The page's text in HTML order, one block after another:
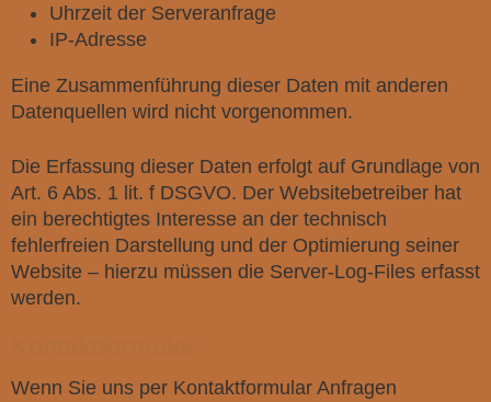
Uhrzeit der Serveranfrage
IP-Adresse
Eine Zusammenführung dieser Daten mit anderen
Datenquellen wird nicht vorgenommen.
Die Erfassung dieser Daten erfolgt auf Grundlage von
Art. 6 Abs. 1 lit. f DSGVO. Der Websitebetreiber hat
ein berechtigtes Interesse an der technisch
fehlerfreien Darstellung und der Optimierung seiner
Website – hierzu müssen die Server-Log-Files erfasst
werden.
Wenn Sie uns per Kontaktformular Anfragen